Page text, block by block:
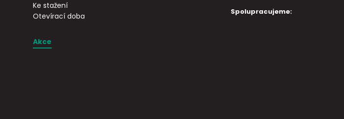
Ke stažení
Otevírací doba
Akce
Spolupracujeme: